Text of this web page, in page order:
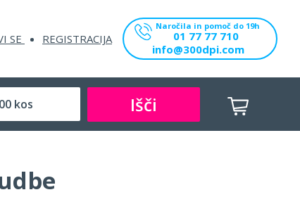
SE REGISTRACIJA
Naročila in pomoč do 19h
01 77 77 710
info@300dpi.com
Išči